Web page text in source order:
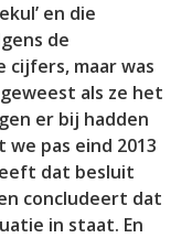
en die
de
maar was
als ze het
er bij hadden
pas eind 2013
dat besluit
concludeert dat
in staat. En